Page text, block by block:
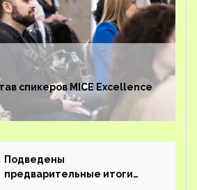
спикеров MICE Excellence
Подведены
предварительные итоги